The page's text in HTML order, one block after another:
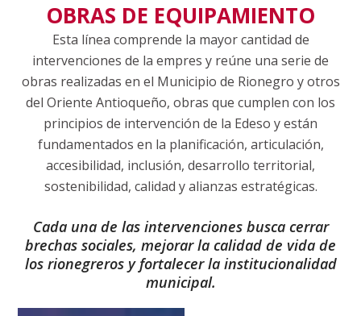
OBRAS DE EQUIPAMIENTO
Esta línea comprende la mayor cantidad de
intervenciones de la empres y reúne una serie de
obras realizadas en el Municipio de Rionegro y otros
del Oriente Antioqueño, obras que cumplen con los
principios de intervención de la Edeso y están
fundamentados en la planificación, articulación,
accesibilidad, inclusión, desarrollo territorial,
sostenibilidad, calidad y alianzas estratégicas.
Cada una de las intervenciones busca cerrar
brechas sociales, mejorar la calidad de vida de
los rionegreros y fortalecer la institucionalidad
municipal.